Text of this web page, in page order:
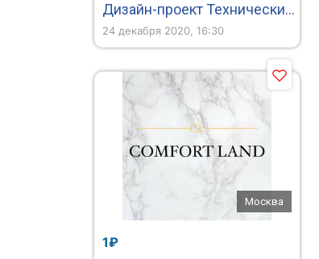
Дизайн-проект Технический проект Дизайн интерьера
24 декабря 2020, 16:30
Москва
1₽